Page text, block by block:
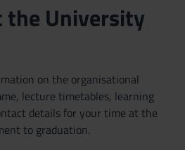
the University
on the organisational
lecture timetables, learning
details for your time at the
to graduation.